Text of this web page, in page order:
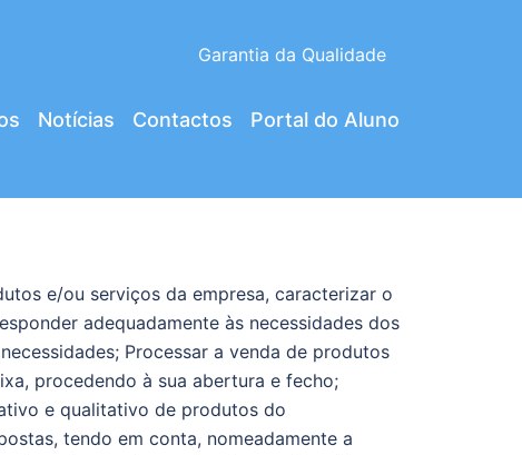
Garantia da Qualidade
Notícias Contactos Portal do Aluno
e/ou serviços da empresa, caracterizar o
adequadamente às necessidades dos
Processar a venda de produtos
procedendo à sua abertura e fecho;
e qualitativo de produtos do
tendo em conta, nomeadamente a